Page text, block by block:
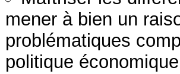
mener à bien un
problématiques
politique